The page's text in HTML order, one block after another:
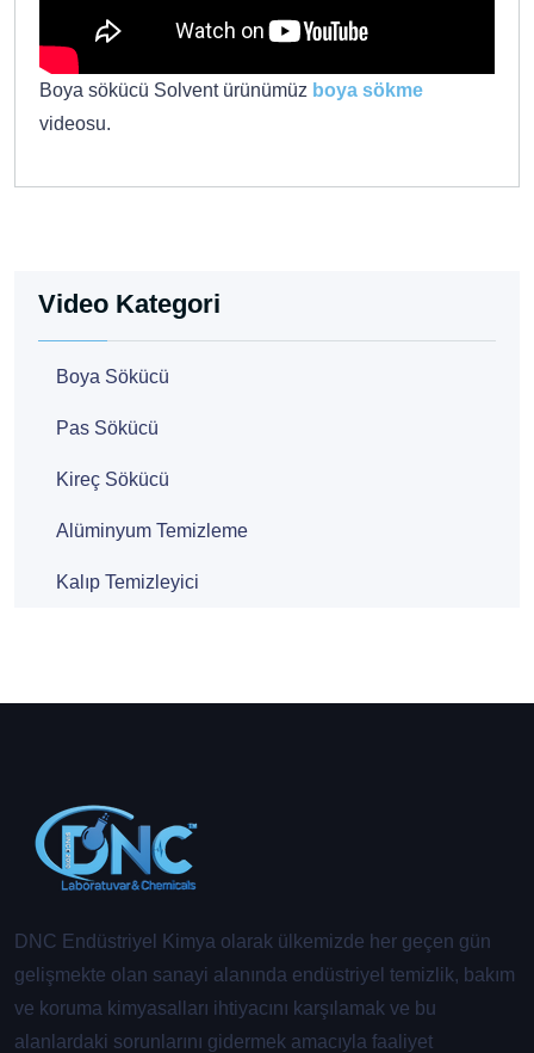
Boya sökücü Solvent ürünümüz boya sökme
videosu.
Video Kategori
Boya Sökücü
Pas Sökücü
Kireç Sökücü
Alüminyum Temizleme
Kalıp Temizleyici
DNC Endüstriyel Kimya olarak ülkemizde her geçen gün
gelişmekte olan sanayi alanında endüstriyel temizlik, bakım
ve koruma kimyasalları ihtiyacını karşılamak ve bu
alanlardaki sorunlarını gidermek amacıyla faaliyet